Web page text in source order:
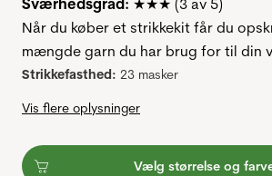
Sværhedsgrad: ★★★ (3 av 5)
Når du køber et strikkekit får du
mængde garn du har brug for til din
Strikkefasthed: 23 masker
Vis flere oplysninger
Vælg størrelse og